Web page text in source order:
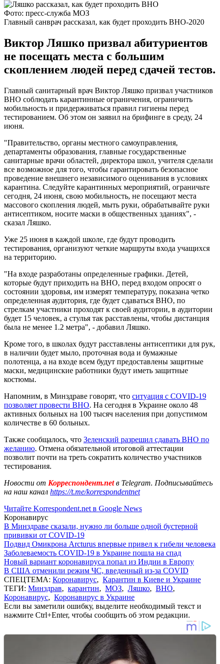
Фото: пресс-служба МОЗ
Главный санврач рассказал, как будет проходить ВНО-2020
Виктор Ляшко призвал абитуриентов
не посещать места с большим
скоплением людей перед сдачей тестов.
Главный санитарный врач Виктор Ляшко призвал участников
ВНО соблюдать карантинные ограничения, ограничить
мобильность и придерживаться правил гигиены перед
тестированием. Об этом он заявил на брифинге в среду, 24
июня.
"Правительство, органы местного самоуправления,
департаменты образования, главные государственные
санитарные врачи областей, директора школ, учителя сделали
все возможное для того, чтобы гарантировать безопасное
проведение внешнего независимого оценивания в условиях
карантина. Следуйте карантинных мероприятий, ограничьте
сегодня, 24 июня, свою мобильность, не посещают места
массового скопления людей, мыть руки, обрабатывайте руки
антисептиком, носите маски в общественных зданиях", -
сказал Ляшко.
Уже 25 июня в каждой школе, где будут проводить
тестирования, организуют четкие маршруты входа учащихся
на территорию.
"На входе разработаны определенные графики. Детей,
которые будут приходить на ВНО, перед входом опросят о
состоянии здоровья, им измерят температуру, показана четко
определенная аудитория, где будет сдаваться ВНО, по
стрелкам участники проходят к своей аудитории, в аудитории
будет 15 человек, а стулья так расставлены, чтобы дистанция
была не менее 1.2 метра", - добавил Ляшко.
Кроме того, в школах будут расставлены антисептики для рук,
в наличии будет мыло, проточная вода и бумажные
полотенца, а на входе всем будут предоставлены защитные
маски, медицинские работники будут иметь защитные
костюмы.
Напомним, в Минздраве говорят, что ситуация с COVID-19
позволяет провести ВНО. На сегодня в Украине около 48
активных больных на 100 тысяч населения при допустимом
количестве в 60 больных.
Также сообщалось, что Зеленский разрешил сдавать ВНО по
желанию. Отмена обязательной итоговой аттестации
позволит почти на треть сократить количество участников
тестирования.
Новости от Корреспондент.netв Telegram. Подписывайтесь
на наш канал https://t.me/korrespondentnet
Читайте Korrespondent.net в Google News
Коронавирус
В Минздраве сказали, нужно ли больше одной бустерной
прививки от COVID-19
Подвид Омикрона Arcturus впервые привел к гибели человека
Заболеваемость COVID-19 в Украине пошла на спад
Новый вариант коронавируса попал из Индии в Европу
В США отменили режим ЧС, введенный из-за COVID
СПЕЦТЕМА: Коронавирус, Карантин в Киеве и Украине
ТЕГИ: Минздрав, карантин, МОЗ, Ляшко, ВНО,
Коронавирус, Коронавирус в Украине
Если вы заметили ошибку, выделите необходимый текст и
нажмите Ctrl+Enter, чтобы сообщить об этом редакции.